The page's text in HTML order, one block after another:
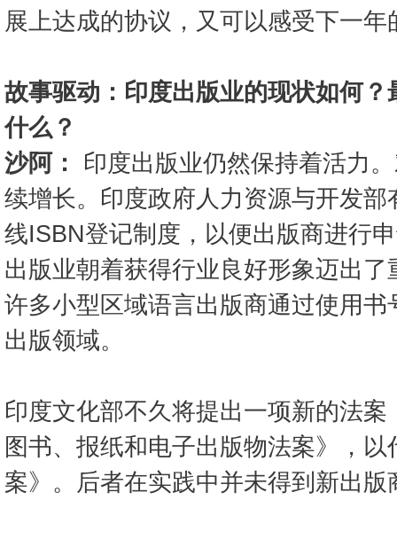
展上达成的协议，又可以感受下一年
故事驱动：印度出版业的现状如何
什么？
沙阿：
印度出版业仍然保持着活力
续增长。印度政府人力资源与开发
线ISBN登记制度，以便出版商进行
出版业朝着获得行业良好形象迈出
许多小型区域语言出版商通过使用
出版领域。
印度文化部不久将提出一项新的法
图书、报纸和电子出版物法案》，
案》。后者在实践中并未得到新出版